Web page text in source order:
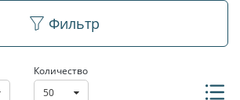
Фильтр
Количество
50